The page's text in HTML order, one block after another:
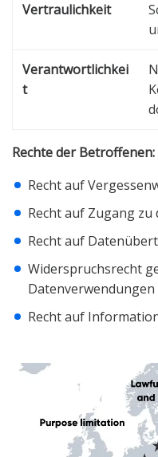
Vertraulichkeit
Verantwortlichkei
t
Rechte der Betroffenen:
Recht auf
Recht auf Zugang
Recht auf
Widerspruchsrecht
Datenverwendungen
Recht auf